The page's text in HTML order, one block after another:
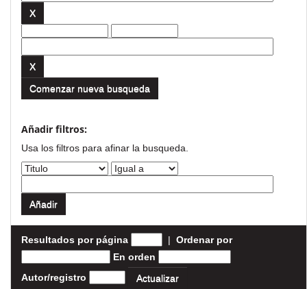
Comenzar nueva busqueda
Añadir filtros:
Usa los filtros para afinar la busqueda.
Resultados por página | Ordenar por
En orden
Autor/registro